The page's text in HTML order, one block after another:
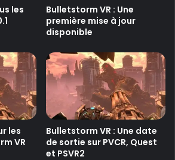
les
Bulletstorm VR : Une
première mise à jour
disponible
les
VR
Bulletstorm VR : Une date
de sortie sur PVCR, Quest
et PSVR2